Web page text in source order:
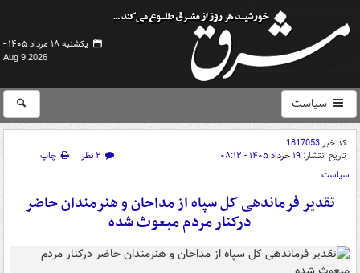
یکشنبه ۱۸ مرداد ۱۴۰۵ -
Aug 9 2026
سیاست
کد خبر1817053
تاریخ انتشار: ۱۹ خرداد ۱۴۰۵ - ۰۸:۱۲ ۲ نظر
چاپ
سیاست
تقدیر فرماندهی کل سپاه از مداحان و هنرمندان حاضر
درکنار مردم مبعوث شده